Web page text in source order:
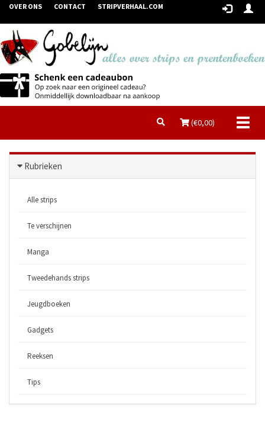
OVER ONS CONTACT STRIPVERHAAL.COM
(€0,00)
Rubrieken
Alle strips
Te verschijnen
Manga
Tweedehands strips
Jeugdboeken
Gadgets
Reeksen
Tips